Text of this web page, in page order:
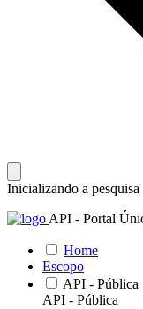
Inicializando a pesquisa
API - Portal
Home
Escopo
API - Pública
API - Pública